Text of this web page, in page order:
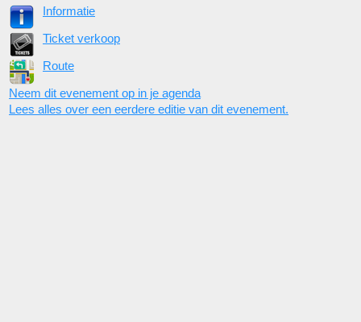
Informatie
Ticket verkoop
Route
Neem dit evenement op in je agenda
Lees alles over een eerdere editie van dit evenement.